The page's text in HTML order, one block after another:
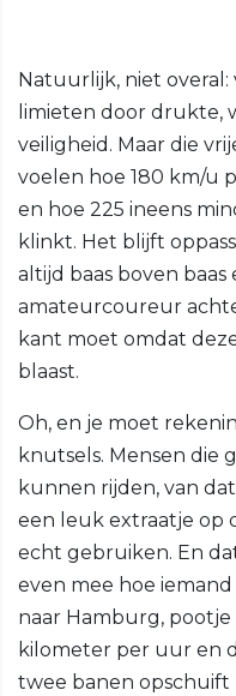
Natuurlijk, niet
limieten door drukte,
veiligheid. Maar die
voelen hoe 180 km/u
en hoe 225 ineens
klinkt. Het blijft
altijd baas boven
amateurcoureur
kant moet omdat
blaast.
Oh, en je moet
knutsels. Mensen die
kunnen rijden, van
een leuk extraatje op
echt gebruiken. En
even mee hoe
naar Hamburg, pootje
kilometer per uur en
twee banen opschuift